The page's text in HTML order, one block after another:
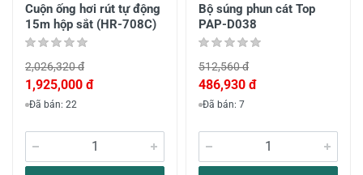
Cuộn ống hơi rút tự động
15m hộp sắt (HR-708C)
2,026,320 đ
1,925,000 đ
Đã bán: 22
Bộ súng phun cát Top
PAP-D038
512,560 đ
486,930 đ
Đã bán: 7